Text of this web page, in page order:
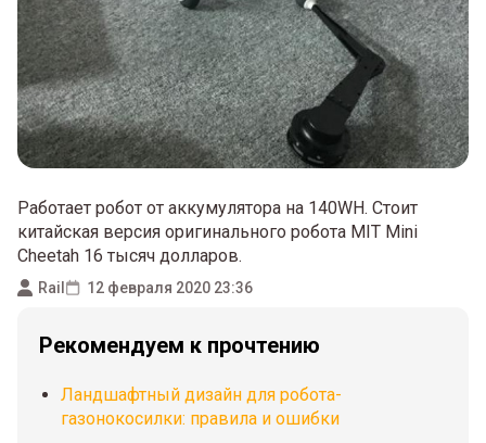
Работает робот от аккумулятора на 140WH. Стоит
китайская версия оригинального робота MIT Mini
Cheetah 16 тысяч долларов.
Rail 12 февраля 2020 23:36
Рекомендуем к прочтению
Ландшафтный дизайн для робота-
газонокосилки: правила и ошибки